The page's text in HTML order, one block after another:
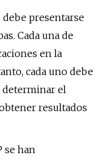
presentarse
Cada una de
en la
cada uno debe
determinar el
resultados
se han